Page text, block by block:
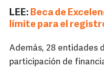
LEE: Beca de
límite para el
Además, 28 entidades
participación de